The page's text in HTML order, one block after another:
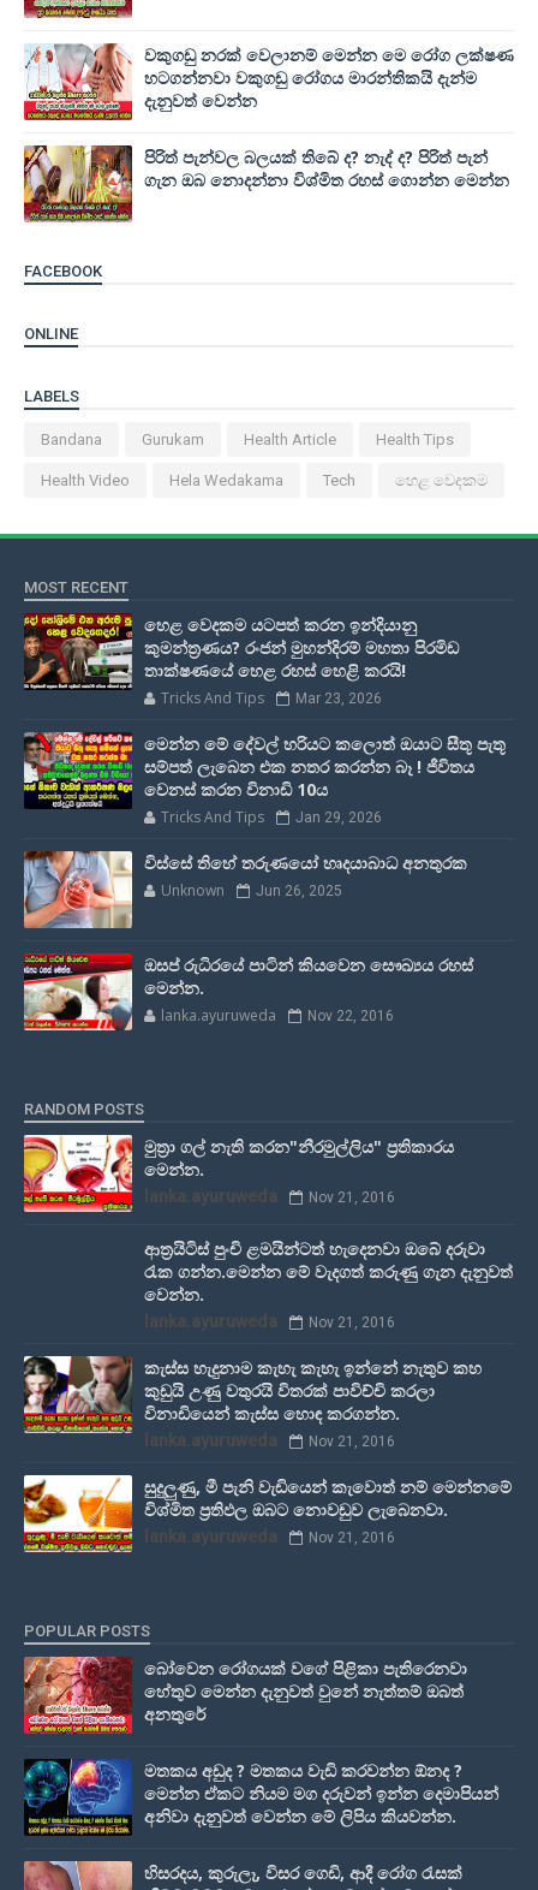
වකුගඩු නරක් වෙලානම් මෙන්න මෙ රෝග ලක්ෂණ
හටගන්නවා වකුගඩු රෝගය මාරන්තිකයි දැන්ම
දැනුවත් වෙන්න
පිරිත් පැන්වල බලයක් තිබේ ද? නැද් ද? පිරිත් පැන්
ගැන ඔබ නොදන්නා විශ්මිත රහස් ගොන්න මෙන්න
FACEBOOK
ONLINE
LABELS
Bandana Gurukam Health Article Health Tips
Health Video Hela Wedakama Tech හෙළ වෙදකම
MOST RECENT
හෙළ වෙදකම යටපත් කරන ඉන්දියානු
කුමන්ත්‍රණය? රංජන් මුහන්දිරම් මහතා පිරමිඩ
තාක්ෂණයේ හෙළ රහස් හෙළි කරයි!
Tricks And Tips Mar 23, 2026
මෙන්න මේ දේවල් හරියට කලොත් ඔයාට සීතූ පැතූ
සම්පත් ලැබෙන එක නතර කරන්න බෑ ! ජීවිතය
වෙනස් කරන විනාඩි 10ය
Tricks And Tips Jan 29, 2026
විස්සේ තිහේ තරුණයෝ හෘදයාබාධ අනතුරක
Unknown Jun 26, 2025
ඔසප් රුධිරයේ පාටින් කියවෙන සෞඛ්‍යය රහස්
මෙන්න.
lanka.ayuruweda Nov 22, 2016
RANDOM POSTS
මුත්‍රා ගල් නැති කරන"නීරමුල්ලිය" ප්‍රතිකාරය
මෙන්න.
lanka.ayuruweda Nov 21, 2016
ආත්‍රයිටිස්‌ පුංචි ළමයින්ටත් හැදෙනවා ඔබේ දරුවා
රැක ගන්න.මෙන්න මේ වැදගත් කරුණු ගැන දැනුවත්
වෙන්න.
lanka.ayuruweda Nov 21, 2016
කැස්ස හැදුනාම කැහැ කැහැ ඉන්නේ නැතුව කහ
කුඩුයි උණු වතුරයි විතරක් පාවිච්චි කරලා
විනාඩියෙන් කැස්ස හොඳ කරගන්න.
lanka.ayuruweda Nov 21, 2016
සුදුලුණු, මී පැනි වැඩියෙන් කැවොත් නම් මෙන්නමේ
විශ්මිත ප්‍රතිඵල ඔබට නොවඩුව ලැබෙනවා.
lanka.ayuruweda Nov 21, 2016
POPULAR POSTS
බෝවෙන රෝගයක් වගේ පිළිකා පැතිරෙනවා
හේතුව මෙන්න දැනුවත් වුනේ නැත්තම් ඔබත්
අනතුරේ
මතකය අඩුද ? මතකය වැඩි කරවන්න ඕනද ?
මෙන්න ඒකට නියම මග දරුවන් ඉන්න දෙමාපියන්
අනිවා දැනුවත් වෙන්න මේ ලිපිය කියවන්න.
හිසරදය, කුරුලෑ, විසර ගෙඩි, ආදී රෝග රැසක්